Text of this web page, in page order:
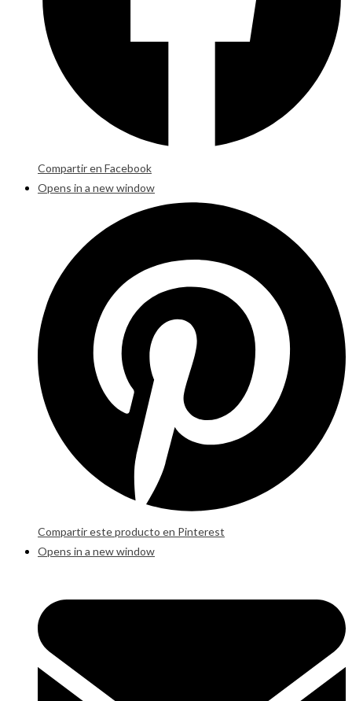
Compartir en Facebook
Opens in a new window
Compartir este producto en Pinterest
Opens in a new window